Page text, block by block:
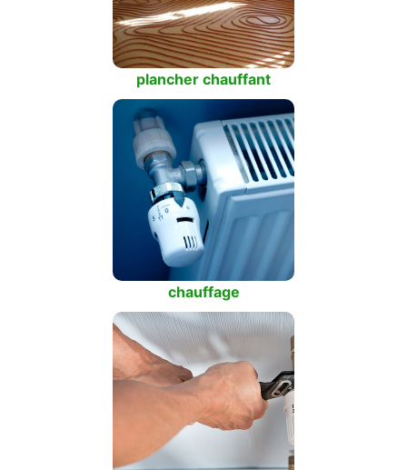
plancher chauffant
chauffage